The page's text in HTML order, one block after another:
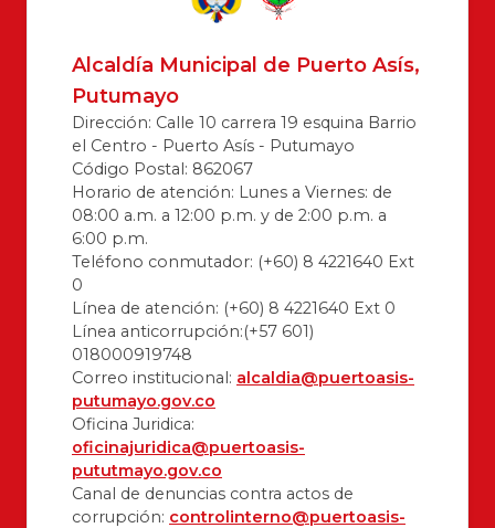
Alcaldía Municipal de Puerto Asís,
Putumayo
Dirección: Calle 10 carrera 19 esquina Barrio
el Centro - Puerto Asís - Putumayo
Código Postal: 862067
Horario de atención: Lunes a Viernes: de
08:00 a.m. a 12:00 p.m. y de 2:00 p.m. a
6:00 p.m.
Teléfono conmutador: (+60) 8 4221640 Ext
0
Línea de atención: (+60) 8 4221640 Ext 0
Línea anticorrupción:(+57 601)
018000919748
Correo institucional: alcaldia@puertoasis-
putumayo.gov.co
Oficina Juridica:
oficinajuridica@puertoasis-
pututmayo.gov.co
Canal de denuncias contra actos de
corrupción: controlinterno@puertoasis-